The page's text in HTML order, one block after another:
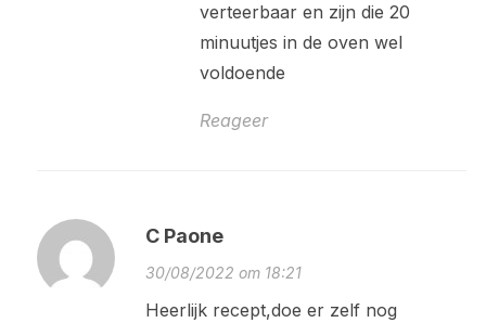
verteerbaar en zijn die 20
minuutjes in de oven wel
voldoende
Reageer
C Paone
30/08/2022 om 18:21
Heerlijk recept,doe er zelf nog